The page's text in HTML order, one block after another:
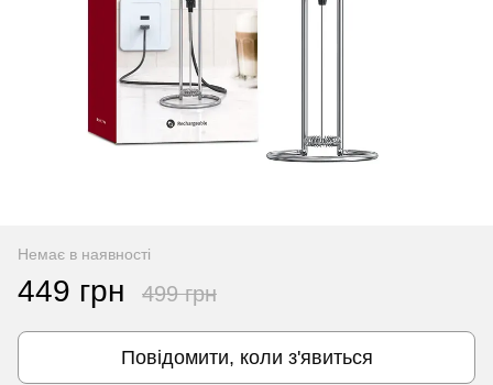
Немає в наявності
449 грн 499 грн
Повідомити, коли з'явиться